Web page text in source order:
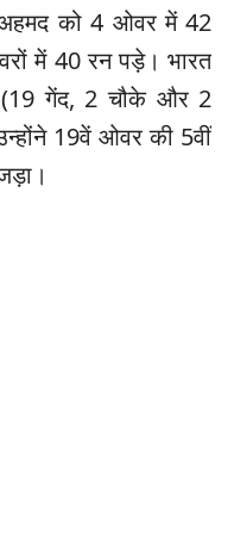
अहमद को 4 ओवर में 42
में 40 रन पड़े। भारत
(19 गेंद, 2 चौके और 2
19वें ओवर की 5वीं